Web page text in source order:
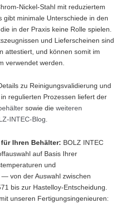
Nickel-Stahl mit reduziertem
gibt minimale Unterschiede in den
in der Praxis keine Rolle spielen.
und Lieferscheinen sind
attestiert, und können somit im
verwendet werden.
zu Reinigungsvalidierung und
regulierten Prozessen liefert der
sowie die weiteren
INTEC-Blog.
Ihren Behälter: BOLZ INTEC
auf Basis Ihrer
und
von der Auswahl zwischen
bis zur Hastelloy-Entscheidung.
unseren Fertigungsingenieuren: